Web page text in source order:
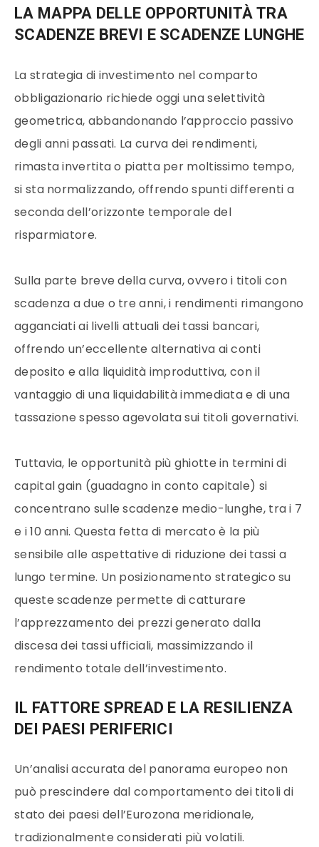
LA MAPPA DELLE OPPORTUNITÀ TRA
SCADENZE BREVI E SCADENZE LUNGHE
La strategia di investimento nel comparto
obbligazionario richiede oggi una selettività
geometrica, abbandonando l’approccio passivo
degli anni passati. La curva dei rendimenti,
rimasta invertita o piatta per moltissimo tempo,
si sta normalizzando, offrendo spunti differenti a
seconda dell’orizzonte temporale del
risparmiatore.
Sulla parte breve della curva, ovvero i titoli con
scadenza a due o tre anni, i rendimenti rimangono
agganciati ai livelli attuali dei tassi bancari,
offrendo un’eccellente alternativa ai conti
deposito e alla liquidità improduttiva, con il
vantaggio di una liquidabilità immediata e di una
tassazione spesso agevolata sui titoli governativi.
Tuttavia, le opportunità più ghiotte in termini di
capital gain (guadagno in conto capitale) si
concentrano sulle scadenze medio-lunghe, tra i 7
e i 10 anni. Questa fetta di mercato è la più
sensibile alle aspettative di riduzione dei tassi a
lungo termine. Un posizionamento strategico su
queste scadenze permette di catturare
l’apprezzamento dei prezzi generato dalla
discesa dei tassi ufficiali, massimizzando il
rendimento totale dell’investimento.
IL FATTORE SPREAD E LA RESILIENZA
DEI PAESI PERIFERICI
Un’analisi accurata del panorama europeo non
può prescindere dal comportamento dei titoli di
stato dei paesi dell’Eurozona meridionale,
tradizionalmente considerati più volatili.